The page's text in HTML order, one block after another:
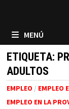
MENÚ
ETIQUETA:
ADULTOS
EMPLEO / EMPLEO
EMPLEO EN LA